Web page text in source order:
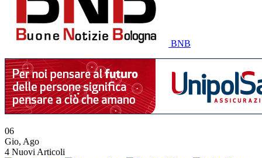
BNB
06
Gio, Ago
4 Nuovi Articoli